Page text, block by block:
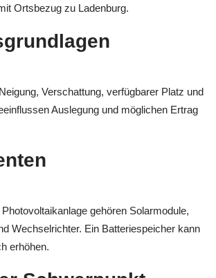
Ortsbezug zu Ladenburg.
Verschattung, verfügbarer Platz und
Auslegung und möglichen Ertrag
gehören Solarmodule,
Wechselrichter. Ein Batteriespeicher kann
erhöhen.